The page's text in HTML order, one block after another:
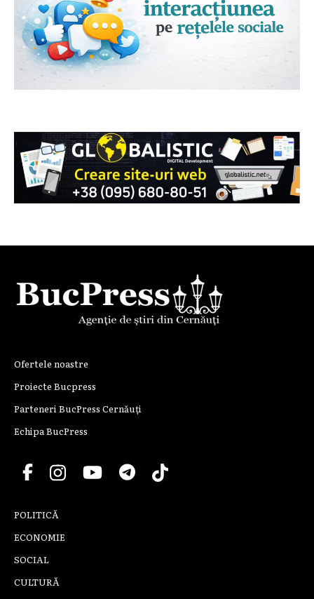
Ofertele noastre
Proiecte Bucpress
Parteneri BucPress Cernăuți
Echipa BucPress
POLITICĂ
ECONOMIE
SOCIAL
CULTURĂ